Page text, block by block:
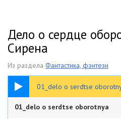
Дело о сердце
Сирена
Из раздела Фантастика, фэнтези
01_delo o serdtse
1:02:53
01_delo o serdtse oborotnya